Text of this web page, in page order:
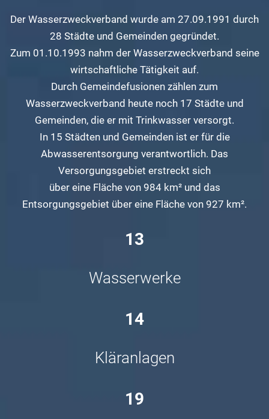
Der Wasserzweckverband wurde am 27.09.1991 durch
28 Städte und Gemeinden gegründet.
Zum 01.10.1993 nahm der Wasserzweckverband seine
wirtschaftliche Tätigkeit auf.
Durch Gemeindefusionen zählen zum
Wasserzweckverband heute noch 17 Städte und
Gemeinden, die er mit Trinkwasser versorgt.
In 15 Städten und Gemeinden ist er für die
Abwasserentsorgung verantwortlich. Das
Versorgungsgebiet erstreckt sich
über eine Fläche von 984 km² und das
Entsorgungsgebiet über eine Fläche von 927 km².
13
Wasserwerke
14
Kläranlagen
19